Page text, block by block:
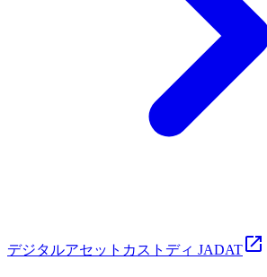
デジタルアセットカストディ JADAT